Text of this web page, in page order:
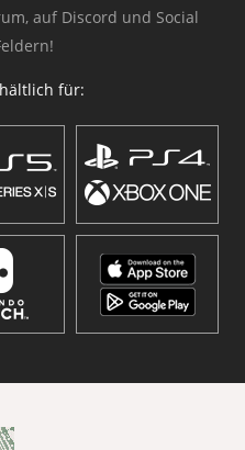
auf Discord und Social
für: